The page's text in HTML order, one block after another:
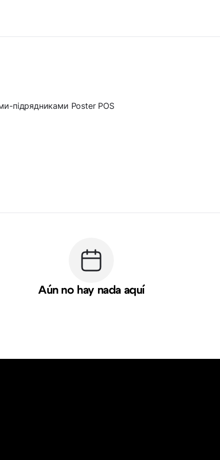
підрядниками Poster POS
Aún no hay nada aquí